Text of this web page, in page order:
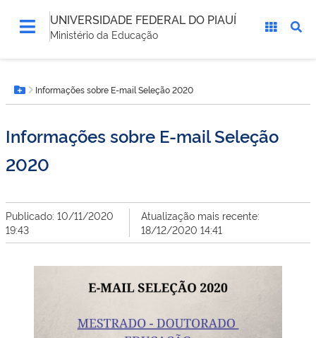
UNIVERSIDADE FEDERAL DO PIAUÍ
Ministério da Educação
está
aqui:Botão Menu
Informações sobre E-mail Seleção 2020
Informações sobre E-mail Seleção
2020
Publicado: 10/11/2020
19:43
Atualização mais recente:
18/12/2020 14:41